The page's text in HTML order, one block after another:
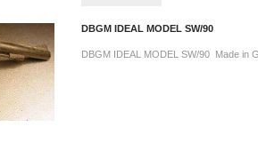
DBGM IDEAL MODEL SW/90
DBGM IDEAL MODEL SW/90 Made in